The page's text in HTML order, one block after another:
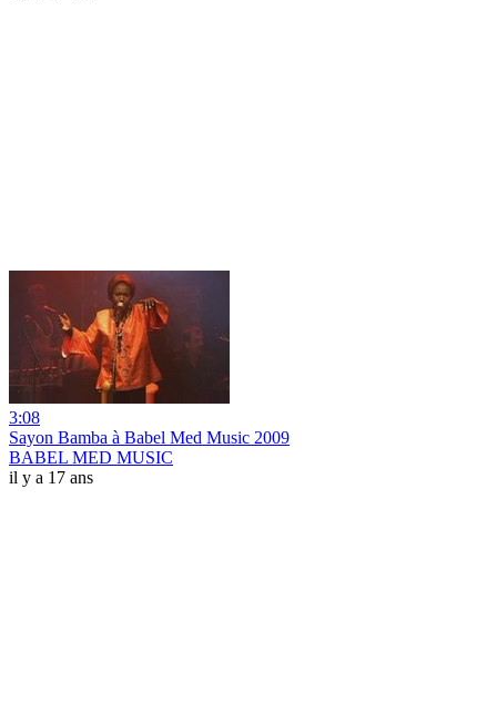
3:08
Sayon Bamba à Babel Med Music 2009
BABEL MED MUSIC
il y a 17 ans